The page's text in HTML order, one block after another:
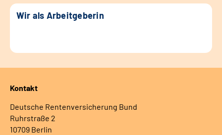
Wir als Arbeitgeberin
Kontakt
Deutsche Rentenversicherung Bund
Ruhrstraße 2
10709 Berlin